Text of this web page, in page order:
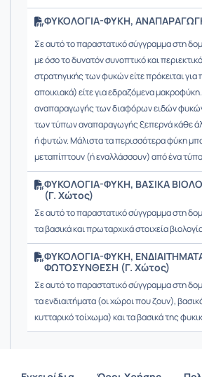
ΦΥΚΟΛΟΓΙΑ-ΦΥΚΗ,
Σε αυτό το παραστατικό σύγγραμμα στη
με όσο το δυνατόν συνοπτικό και
στρατηγικής των φυκών είτε πρόκειται για
αποικιακά) είτε για εδραζόμενα
αναπαραγωγής των διαφόρων ειδών φυκών
των τύπων αναπαραγωγής ξεπερνά κάθε
ή φυτών. Μάλιστα τα περισσότερα φύκη
μεταπίπτουν (ή εναλλάσσουν) από ένα
ΦΥΚΟΛΟΓΙΑ-ΦΥΚΗ, ΒΑΣΙΚΑ
(Γ. Χώτος)
Σε αυτό το παραστατικό σύγγραμμα στη
τα βασικά και πρωταρχικά στοιχεία
ΦΥΚΟΛΟΓΙΑ-ΦΥΚΗ,
ΦΩΤΟΣΥΝΘΕΣΗ (Γ. Χώτος)
Σε αυτό το παραστατικό σύγγραμμα στη
τα ενδιαιτήματα (οι χώροι που ζουν),
κυτταρικό τοίχωμα) και τα βασικά της